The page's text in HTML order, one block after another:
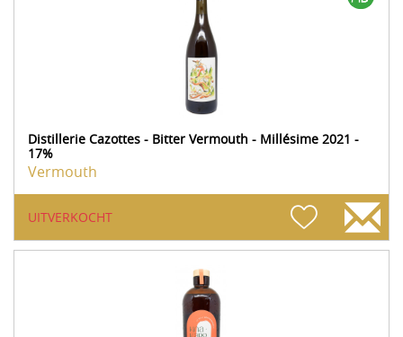
Distillerie Cazottes - Bitter Vermouth - Millésime 2021 -
17%
Vermouth
UITVERKOCHT